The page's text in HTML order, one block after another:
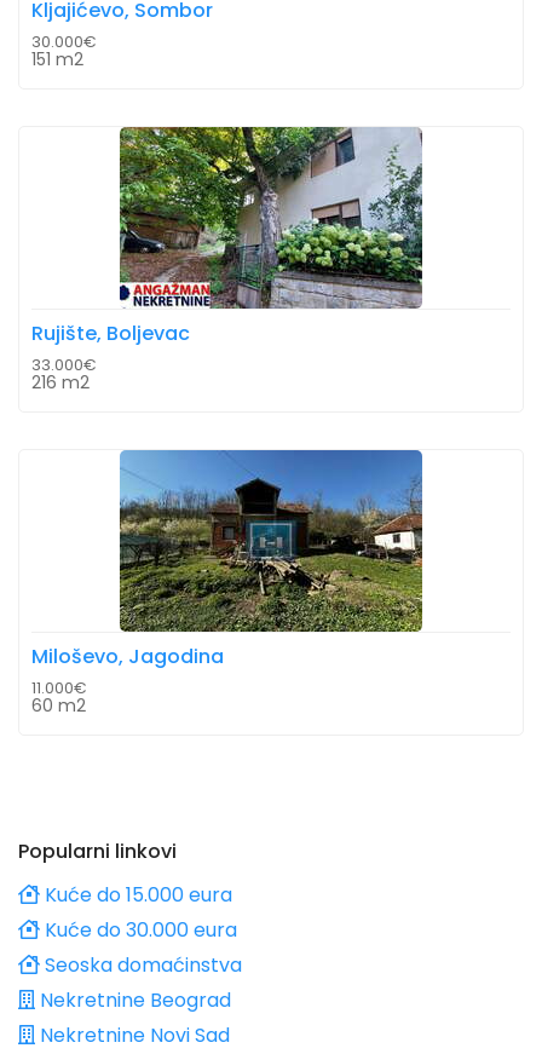
Kljajićevo, Sombor
30.000€
151 m2
Rujište, Boljevac
33.000€
216 m2
Miloševo, Jagodina
11.000€
60 m2
Popularni linkovi
Kuće do 15.000 eura
Kuće do 30.000 eura
Seoska domaćinstva
Nekretnine Beograd
Nekretnine Novi Sad